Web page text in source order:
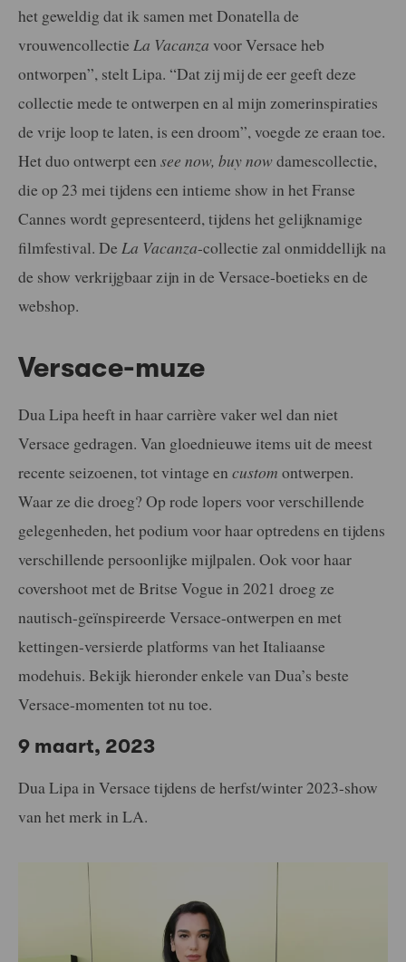
het geweldig dat ik samen met Donatella de
vrouwencollectie La Vacanza voor Versace heb
ontworpen”, stelt Lipa. “Dat zij mij de eer geeft deze
collectie mede te ontwerpen en al mijn zomerinspiraties
de vrije loop te laten, is een droom”, voegde ze eraan toe.
Het duo ontwerpt een see now, buy nowdamescollectie,
die op 23 mei tijdens een intieme show in het Franse
Cannes wordt gepresenteerd, tijdens het gelijknamige
filmfestival. De La Vacanza-collectie zal onmiddellijk na
de show verkrijgbaar zijn in de Versace-boetieks en de
webshop.
Versace-muze
Dua Lipa heeft in haar carrière vaker wel dan niet
Versace gedragen. Van gloednieuwe items uit de meest
recente seizoenen, tot vintage en custom ontwerpen.
Waar ze die droeg? Op rode lopers voor verschillende
gelegenheden, het podium voor haar optredens en tijdens
verschillende persoonlijke mijlpalen. Ook voor haar
covershoot met de Britse Vogue in 2021 droeg ze
nautisch-geïnspireerde Versace-ontwerpen en met
kettingen-versierde platforms van het Italiaanse
modehuis. Bekijk hieronder enkele van Dua’s beste
Versace-momenten tot nu toe.
9 maart, 2023
Dua Lipa in Versace tijdens de herfst/winter 2023-show
van het merk in LA.